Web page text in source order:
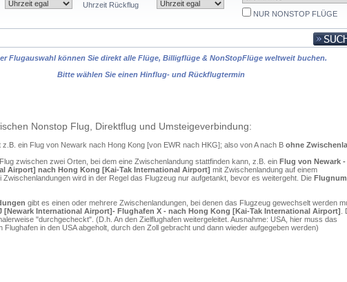
Uhrzeit Rückflug
NUR NONSTOP FLÜGE
Flugauswahl können Sie direkt alle Flüge, Billigflüge & NonStopFlüge weltweit buchen.
Bitte wählen Sie einen Hinflug- und Rückflugtermin
Nonstop Flug, Direktflug und Umsteigeverbindung:
z.B. ein Flug von Newark nach Hong Kong [von EWR nach HKG]; also von A nach B ohne
zwischen zwei Orten, bei dem eine Zwischenlandung stattfinden kann, z.B. ein Flug von Newark -
Airport] nach Hong Kong [Kai-Tak International Airport] mit Zwischenlandung auf einem
Zwischenlandungen wird in der Regel das Flugzeug nur aufgetankt, bevor es weitergeht. Die
gibt es einen oder mehrere Zwischenlandungen, bei denen das Flugzeug gewechselt werden
[Newark International Airport]- Flughafen X - nach Hong Kong [Kai-Tak International Airport]
"durchgecheckt". (D.h. An den Zielflughafen weitergeleitet. Ausnahme: USA, hier muss das
Flughafen in den USA abgeholt, durch den Zoll gebracht und dann wieder aufgegeben werden)